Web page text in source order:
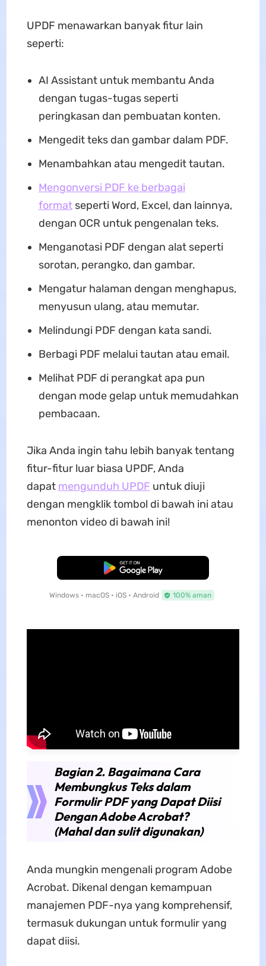
UPDF menawarkan banyak fitur lain
seperti:
AI Assistant untuk membantu Anda
dengan tugas-tugas seperti
peringkasan dan pembuatan konten.
Mengedit teks dan gambar dalam PDF.
Menambahkan atau mengedit tautan.
Mengonversi PDF ke berbagai
formatseperti Word, Excel, dan lainnya,
dengan OCR untuk pengenalan teks.
Menganotasi PDF dengan alat seperti
sorotan, perangko, dan gambar.
Mengatur halaman dengan menghapus,
menyusun ulang, atau memutar.
Melindungi PDF dengan kata sandi.
Berbagi PDF melalui tautan atau email.
Melihat PDF di perangkat apa pun
dengan mode gelap untuk memudahkan
pembacaan.
Jika Anda ingin tahu lebih banyak tentang
fitur-fitur luar biasa UPDF, Anda
dapat mengunduh UPDF untuk diuji
dengan mengklik tombol di bawah ini atau
menonton video di bawah ini!
Unduh Gratis
Windows • macOS • iOS • Android 100% aman
Bagian 2. Bagaimana Cara
Membungkus Teks dalam
Formulir PDF yang Dapat Diisi
Dengan Adobe Acrobat?
(Mahal dan sulit digunakan)
Anda mungkin mengenali program Adobe
Acrobat. Dikenal dengan kemampuan
manajemen PDF-nya yang komprehensif,
termasuk dukungan untuk formulir yang
dapat diisi.